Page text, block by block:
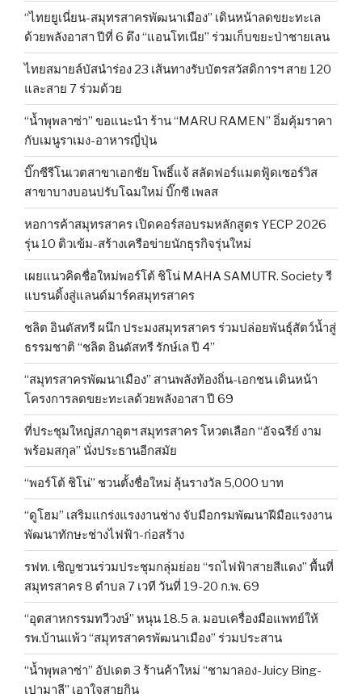
“ไทยยูเนี่ยน-สมุทรสาครพัฒนาเมือง” เดินหน้าลดขยะทะเล
ด้วยพลังอาสา ปีที่ 6 ดึง “แอนโทเนีย” ร่วมเก็บขยะป่าชายเลน
ไทยสมายล์บัสนำร่อง 23 เส้นทางรับบัตรสวัสดิการฯ สาย 120
และสาย 7 ร่วมด้วย
“น้ำพุพลาซ่า” ขอแนะนำ ร้าน “MARU RAMEN” อิ่มคุ้มราคา
กับเมนูราเมง-อาหารญี่ปุ่น
บิ๊กซีรีโนเวตสาขาเอกชัย โพธิ์แจ้ สลัดฟอร์แมตฟู้ดเซอร์วิส
สาขาบางบอนปรับโฉมใหม่ บิ๊กซี เพลส
หอการค้าสมุทรสาคร เปิดคอร์สอบรมหลักสูตร YECP 2026
รุ่น 10 ติวเข้ม-สร้างเครือข่ายนักธุรกิจรุ่นใหม่
เผยแนวคิดชื่อใหม่พอร์โต้ ชิโน่ MAHA SAMUTR. Society รี
แบรนดิ้งสู่แลนด์มาร์คสมุทรสาคร
ชลิต อินดัสทรี ผนึก ประมงสมุทรสาคร ร่วมปล่อยพันธุ์สัตว์น้ำสู่
ธรรมชาติ “ชลิต อินดัสทรี รักษ์เล ปี 4”
“สมุทรสาครพัฒนาเมือง” สานพลังท้องถิ่น-เอกชน เดินหน้า
โครงการลดขยะทะเลด้วยพลังอาสา ปี 69
ที่ประชุมใหญ่สภาอุตฯ สมุทรสาคร โหวตเลือก “อัจฉรีย์ งาม
พร้อมสกุล” นั่งประธานอีกสมัย
“พอร์โต้ ชิโน่” ชวนตั้งชื่อใหม่ ลุ้นรางวัล 5,000 บาท
“ดูโฮม” เสริมแกร่งแรงงานช่าง จับมือกรมพัฒนาฝีมือแรงงาน
พัฒนาทักษะช่างไฟฟ้า-ก่อสร้าง
รฟท. เชิญชวนร่วมประชุมกลุ่มย่อย “รถไฟฟ้าสายสีแดง” พื้นที่
สมุทรสาคร 8 ตำบล 7 เวที วันที่ 19-20 ก.พ. 69
“อุตสาหกรรมทวีวงษ์” หนุน 18.5 ล. มอบเครื่องมือแพทย์ให้
รพ.บ้านแพ้ว “สมุทรสาครพัฒนาเมือง” ร่วมประสาน
“น้ำพุพลาซ่า” อัปเดต 3 ร้านค้าใหม่ “ชามาลอง-Juicy Bing-
เปามาลี” เอาใจสายกิน